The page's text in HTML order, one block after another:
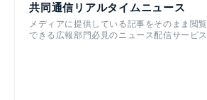
共同通信リアルタイムニュース
メディアに提供している記事をそのまま閲覧
できる広報部門必見のニュース配信サービス